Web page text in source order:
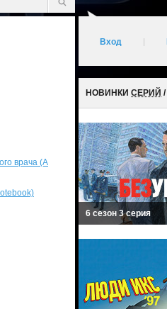
врача (A
Вход
НОВИНКИ СЕРИЙ /
6 сезон 3 серия